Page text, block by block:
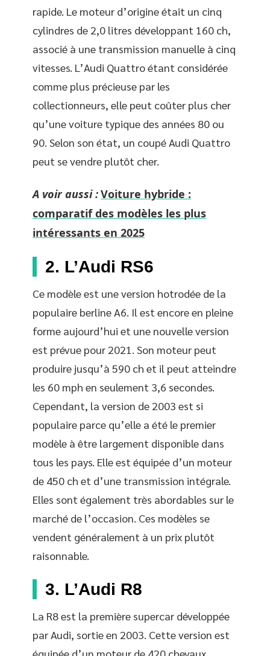
rapide. Le moteur d’origine était un cinq
cylindres de 2,0 litres développant 160 ch,
associé à une transmission manuelle à cinq
vitesses. L’Audi Quattro étant considérée
comme plus précieuse par les
collectionneurs, elle peut coûter plus cher
qu’une voiture typique des années 80 ou
90. Selon son état, un coupé Audi Quattro
peut se vendre plutôt cher.
A voir aussi :Voiture hybride :
comparatif des modèles les plus
intéressants en 2025
2. L’Audi RS6
Ce modèle est une version hotrodée de la
populaire berline A6. Il est encore en pleine
forme aujourd’hui et une nouvelle version
est prévue pour 2021. Son moteur peut
produire jusqu’à 590 ch et il peut atteindre
les 60 mph en seulement 3,6 secondes.
Cependant, la version de 2003 est si
populaire parce qu’elle a été le premier
modèle à être largement disponible dans
tous les pays. Elle est équipée d’un moteur
de 450 ch et d’une transmission intégrale.
Elles sont également très abordables sur le
marché de l’occasion. Ces modèles se
vendent généralement à un prix plutôt
raisonnable.
3. L’Audi R8
La R8 est la première supercar développée
par Audi, sortie en 2003. Cette version est
équipée d’un moteur de 420 chevaux,